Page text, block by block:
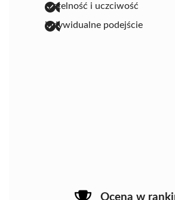
rzetelność i uczciwość
indywidualne podejście
Ocena w